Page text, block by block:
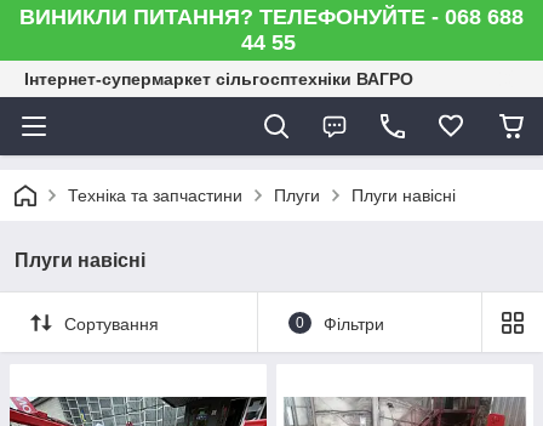
ВИНИКЛИ ПИТАННЯ? ТЕЛЕФОНУЙТЕ - 068 688
44 55
Інтернет-супермаркет сільгосптехніки ВАГРО
Техніка та запчастини Плуги Плуги навісні
Плуги навісні
Сортування 0 Фільтри